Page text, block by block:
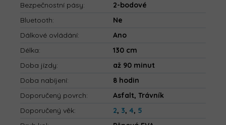
Bezpečnostní pásy:
2-bodové
Bluetooth:
Ne
Dálkové ovládání:
Ano
Délka:
130 cm
Doba jízdy:
až 90 minut
Doba nabíjení:
8 hodin
Doporučený povrch:
Asfalt, Trávník
Doporučený věk: 2, 3, 4, 5